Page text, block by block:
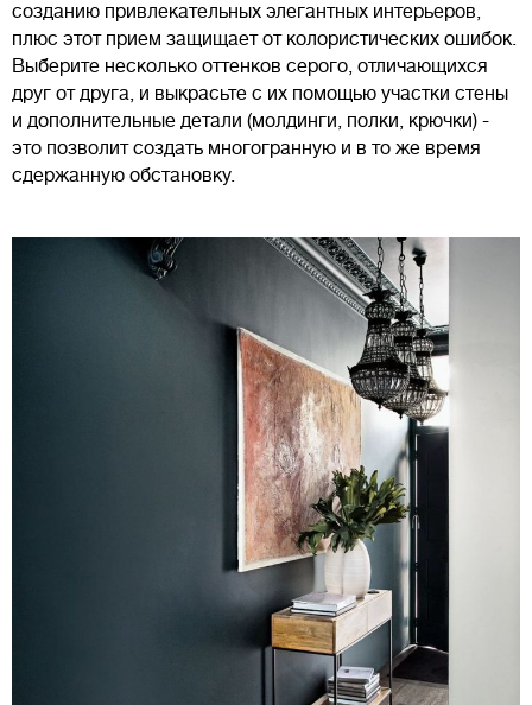
созданию привлекательных элегантных интерьеров,
плюс этот прием защищает от колористических ошибок.
Выберите несколько оттенков серого, отличающихся
друг от друга, и выкрасьте с их помощью участки стены
и дополнительные детали (молдинги, полки, крючки) -
это позволит создать многогранную и в то же время
сдержанную обстановку.